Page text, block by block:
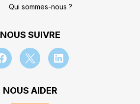
Qui sommes-nous ?
NOUS SUIVRE
NOUS AIDER